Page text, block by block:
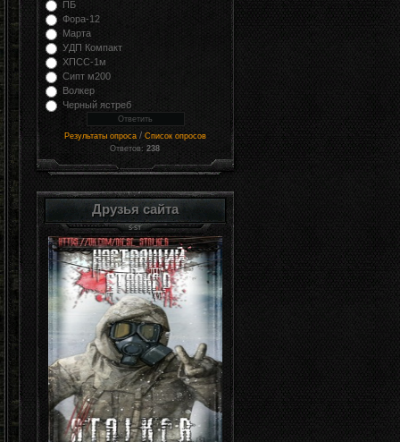
ПБ
Фора-12
Марта
УДП Компакт
ХПСС-1м
Сипт м200
Волкер
Черный ястреб
Результаты опроса / Список опросов
Ответов:238
Друзья сайта